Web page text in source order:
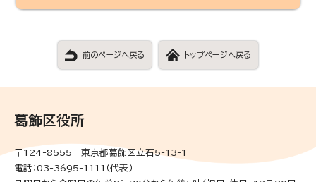
前のページへ戻る トップページへ戻る
葛飾区役所
〒124-8555 東京都葛飾区立石5-13-1
電話：03-3695-1111（代表）